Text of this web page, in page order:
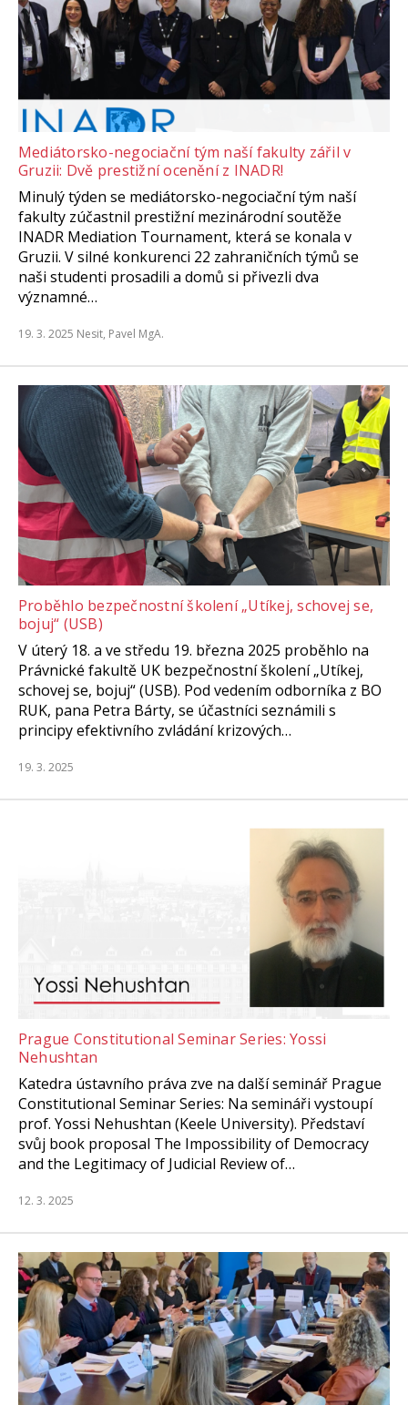
Mediátorsko-negociační tým naší fakulty zářil v
Gruzii: Dvě prestižní ocenění z INADR!
Minulý týden se mediátorsko-negociační tým naší
fakulty zúčastnil prestižní mezinárodní soutěže
INADR Mediation Tournament, která se konala v
Gruzii. V silné konkurenci 22 zahraničních týmů se
naši studenti prosadili a domů si přivezli dva
významné…
19. 3. 2025 Nesit, Pavel MgA.
Proběhlo bezpečnostní školení „Utíkej, schovej se,
bojuj“ (USB)
V úterý 18. a ve středu 19. března 2025 proběhlo na
Právnické fakultě UK bezpečnostní školení „Utíkej,
schovej se, bojuj“ (USB). Pod vedením odborníka z BO
RUK, pana Petra Bárty, se účastníci seznámili s
principy efektivního zvládání krizových…
19. 3. 2025
Prague Constitutional Seminar Series: Yossi
Nehushtan
Katedra ústavního práva zve na další seminář Prague
Constitutional Seminar Series: Na semináři vystoupí
prof. Yossi Nehushtan (Keele University). Představí
svůj book proposal The Impossibility of Democracy
and the Legitimacy of Judicial Review of…
12. 3. 2025